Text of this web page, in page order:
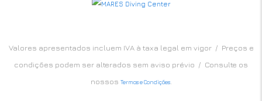
Valores apresentados incluem IVA à taxa legal em vigor / Preços e
condições podem ser alterados sem aviso prévio / Consulte os
nossos Termos e Condições.